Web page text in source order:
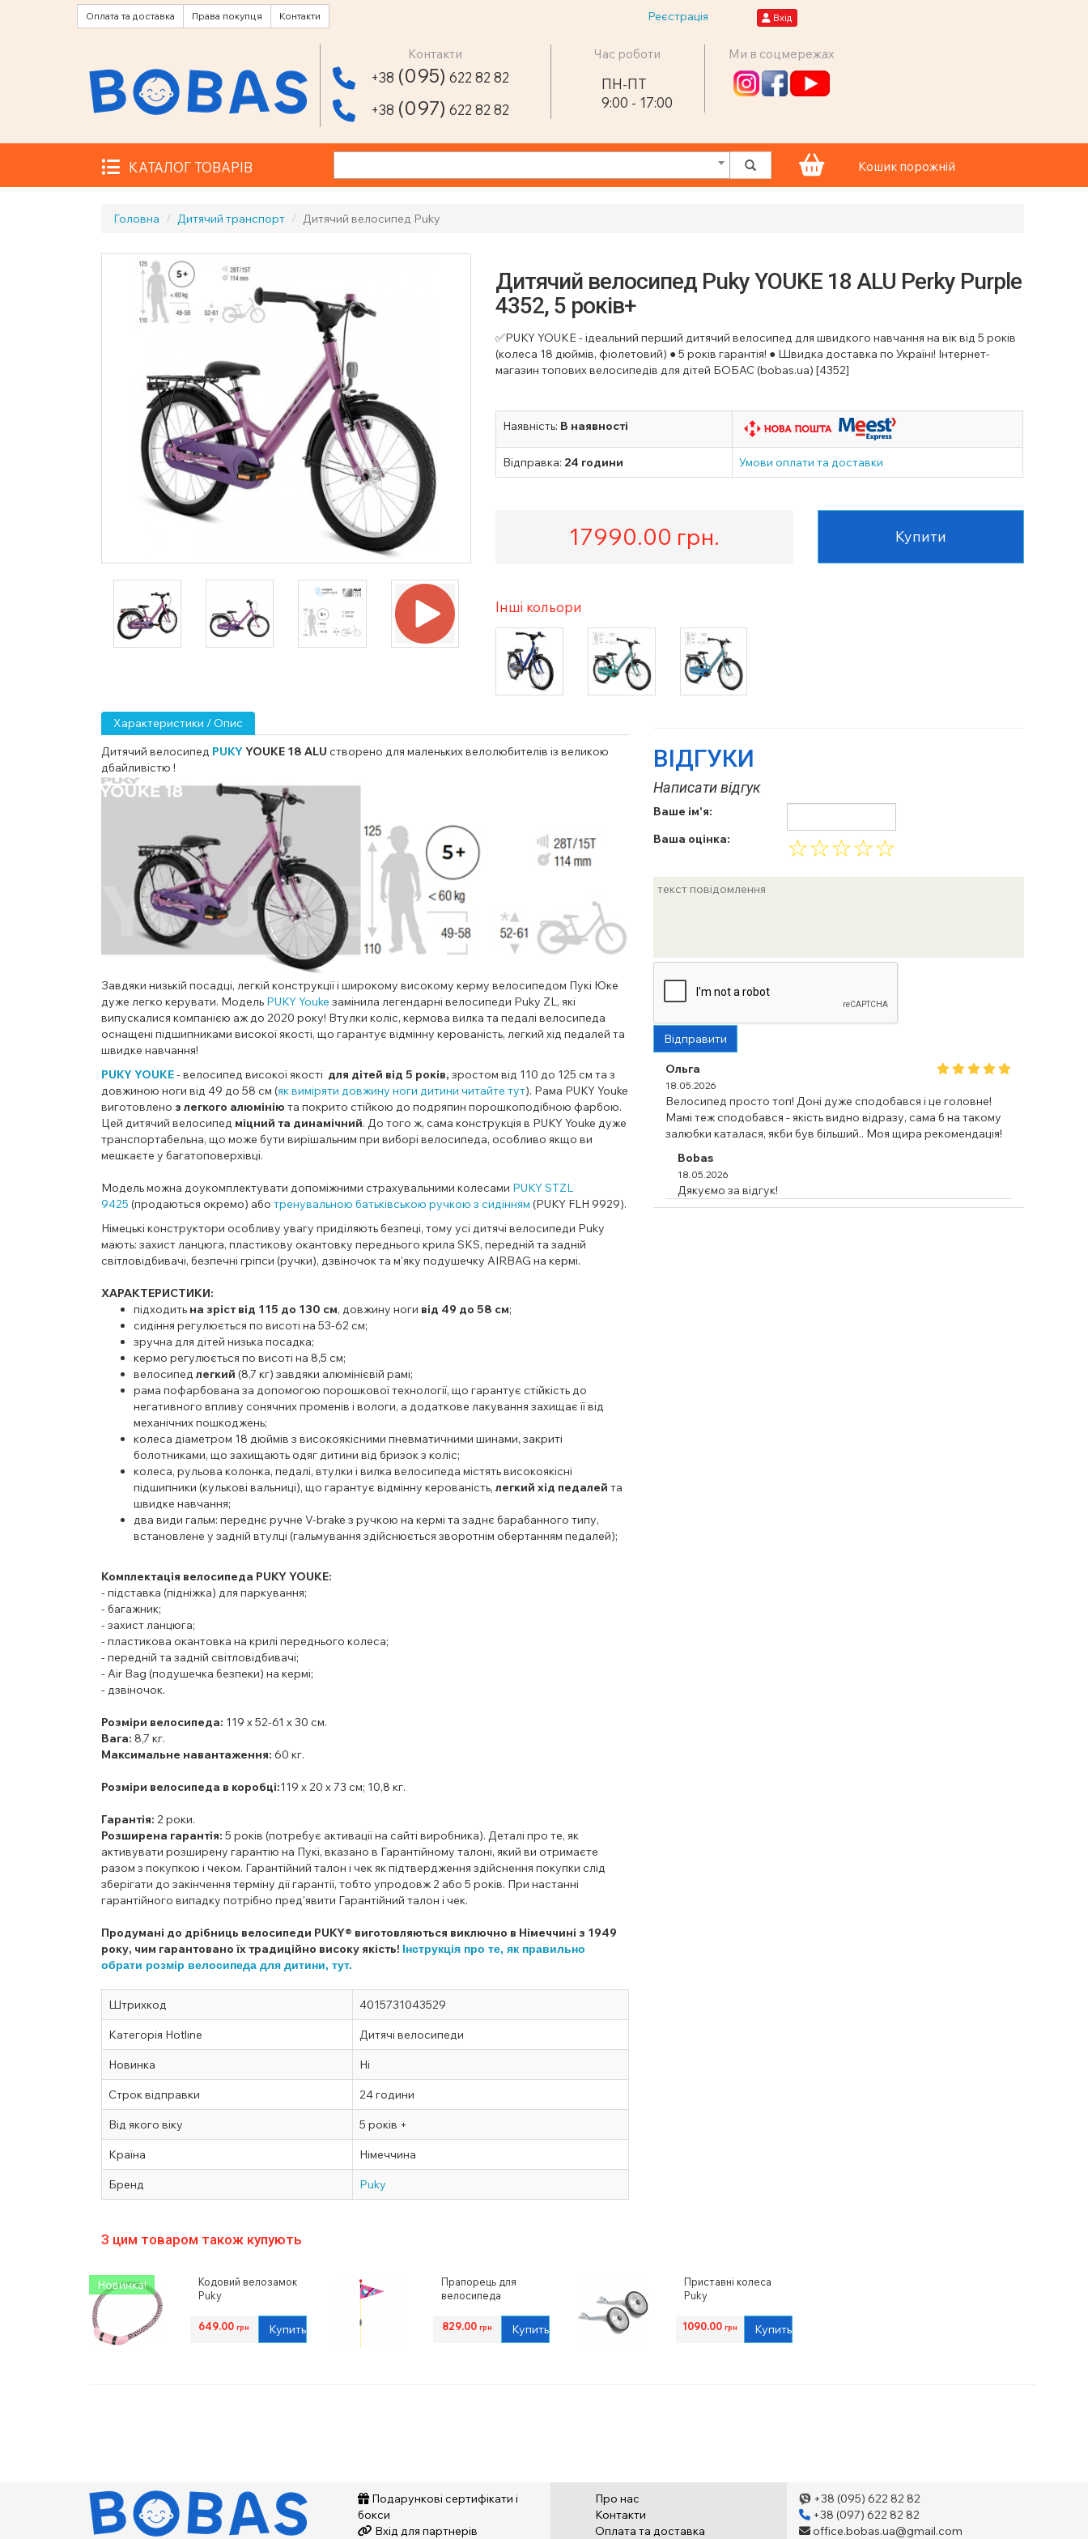
Оплата та доставка Права покупця Контакти Реєстрація Вхід
Контакти
+38 (095) 622 82 82
+38 (097) 622 82 82
Час роботи
ПН-ПТ
9:00 - 17:00
Ми в соцмережах
КАТАЛОГ ТОВАРІВ Кошик порожній
Головна Дитячий транспорт Дитячий велосипед Puky
Дитячий велосипед Puky YOUKE 18 ALU Perky Purple
4352, 5 років+
✅️PUKY YOUKE - ідеальний перший дитячий велосипед для швидкого навчання на вік від 5 років
(колеса 18 дюймів, фіолетовий) ● 5 років гарантія! ● Швидка доставка по Україні! Інтернет-
магазин топових велосипедів для дітей БОБАС (bobas.ua) [4352]
Наявність: В наявності
Відправка: 24 години Умови оплати та доставки
17990.00 грн. Купити
Інші кольори
Характеристики / Опис
Дитячий велосипед PUKYYOUKE 18 ALU створено для маленьких велолюбителів із великою
дбайливістю !
Завдяки низькій посадці, легкій конструкції і широкому високому керму велосипедом Пукі Юке
дуже легко керувати. Модель PUKY Youke замінила легендарні велосипеди Puky ZL, які
випускалися компанією аж до 2020 року! Втулки коліс, кермова вилка та педалі велосипеда
оснащені підшипниками високої якості, що гарантує відмінну керованість, легкий хід педалей та
швидке навчання!
PUKY YOUKE- велосипед високої якості для дітей від 5 років, зростом від 110 до 125 см та з
довжиною ноги від 49 до 58 см (як виміряти довжину ноги дитини читайте тут). Рама PUKY Youke
виготовлено з легкого алюмінію та покрито стійкою до подряпин порошкоподібною фарбою.
Цей дитячий велосипед міцний та динамічний. До того ж, сама конструкція в PUKY Youke дуже
транспортабельна, що може бути вирішальним при виборі велосипеда, особливо якщо ви
мешкаєте у багатоповерхівці.
Модель можна доукомплектувати допоміжними страхувальними колесами PUKY STZL
9425 (продаються окремо) або тренувальною батьківською ручкою з сидінням (PUKY FLH 9929).
Німецькі конструктори особливу увагу приділяють безпеці, тому усі дитячі велосипеди Puky
мають: захист ланцюга, пластикову окантовку переднього крила SKS, передній та задній
світловідбивачі, безпечні гріпси (ручки), дзвіночок та м'яку подушечку AIRBAG на кермі.
ХАРАКТЕРИСТИКИ:
підходить на зріст від 115 до 130 см, довжину ноги від 49 до 58 см;
сидіння регулюється по висоті на 53-62 см;
зручна для дітей низька посадка;
кермо регулюється по висоті на 8,5 см;
велосипед легкий (8,7 кг) завдяки алюмінієвій рамі;
рама пофарбована за допомогою порошкової технології, що гарантує стійкість до
негативного впливу сонячних променів і вологи, а додаткове лакування захищає її від
механічних пошкоджень;
колеса діаметром 18 дюймів з високоякісними пневматичними шинами, закриті
болотниками, що захищають одяг дитини від бризок з коліс;
колеса, рульова колонка, педалі, втулки і вилка велосипеда містять високоякісні
підшипники (кулькові вальниці), що гарантує відмінну керованість, легкий хід педалей та
швидке навчання;
два види гальм: переднє ручне V-brake з ручкою на кермі та заднє барабанного типу,
встановлене у задній втулці (гальмування здійснюється зворотнім обертанням педалей);
Комплектація велосипеда PUKY YOUKE:
- підставка (підніжка) для паркування;
- багажник;
- захист ланцюга;
- пластикова окантовка на крилі переднього колеса;
- передній та задній світловідбивачі;
- Air Bag (подушечка безпеки) на кермі;
- дзвіночок.
Розміри велосипеда: 119 х 52-61 х 30 см.
Вага: 8,7 кг.
Максимальне навантаження: 60 кг.
Розміри велосипеда в коробці:119 х 20 х 73 см; 10,8 кг.
Гарантія: 2 роки.
Розширена гарантія: 5 років (потребує активації на сайті виробника). Деталі про те, як
активувати розширену гарантію на Пукі, вказано в Гарантійному талоні, який ви отримаєте
разом з покупкою і чеком. Гарантійний талон і чек як підтвердження здійснення покупки слід
зберігати до закінчення терміну дії гарантії, тобто упродовж 2 або 5 років. При настанні
гарантійного випадку потрібно пред'явити Гарантійний талон і чек.
Продумані до дрібниць велосипеди PUKY® виготовляються виключно в Німеччині з 1949
року, чим гарантовано їх традиційно високу якість! Інструкція про те, як правильно
обрати розмір велосипеда для дитини, тут.
Штрихкод 4015731043529
Категорія Hotline Дитячі велосипеди
Новинка Ні
Строк відправки 24 години
Від якого віку 5 років +
Країна Німеччина
Бренд Puky
ВІДГУКИ
Написати відгук
Ваше ім'я:
Ваша оцінка:
☆
☆
☆
☆
☆
Відправити
Ольга
18.05.2026
Велосипед просто топ! Доні дуже сподобався і це головне!
Мамі теж сподобався - якість видно відразу, сама б на такому
залюбки каталася, якби був більший.. Моя щира рекомендація!
Bobas
18.05.2026
Дякуємо за відгук!
З цим товаром також купують
Новинка!
Кодовий велозамок
Puky
649.00грн Купить
Прапорець для
велосипеда
829.00 грн Купить
Приставні колеса
Puky
1090.00 грн Купить
Подарункові сертифікати і
бокси
Вхід для партнерів
Про нас
Контакти
Оплата та доставка
+38 (095) 622 82 82
+38 (097) 622 82 82
office.bobas.ua@gmail.com